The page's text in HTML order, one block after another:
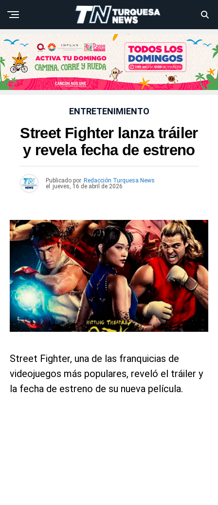
ENTRETENIMIENTO
Street Fighter lanza tráiler
y revela fecha de estreno
Publicado por Redacción Turquesa News
el
jueves, 16 de abril de 2026
Street Fighter, una de las franquicias de
videojuegos más populares, reveló el tráiler y
la fecha de estreno de su nueva película.